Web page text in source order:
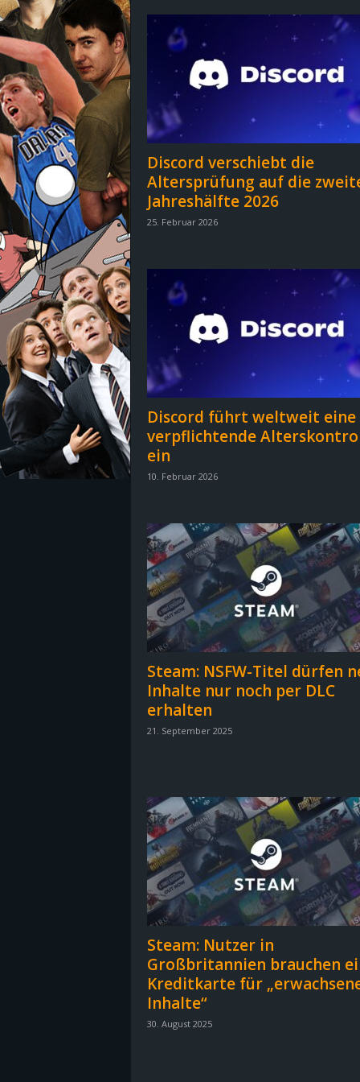
e
i
n
a
z
e
i
h
n
e
t
e
r
o
g
!
Discord verschiebt die
Altersprüfung auf die
Jahreshälfte 2026
25. Februar 2026
Discord führt weltweit eine
verpflichtende
ein
10. Februar 2026
Steam: NSFW-Titel dürfen
Inhalte nur noch per DLC
erhalten
21. September 2025
Steam: Nutzer in
Großbritannien brauchen
Kreditkarte für
Inhalte“
30. August 2025